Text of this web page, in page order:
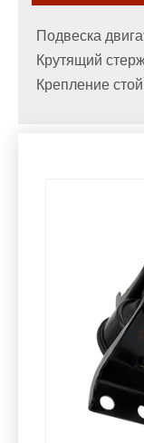
Подвеска
Крутящий
Крепление